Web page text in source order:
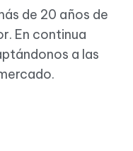
de 20 años de
En continua
a las